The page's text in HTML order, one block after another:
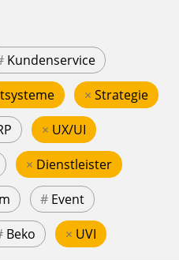
Kundenservice
× Strategie
× UX/UI
× Dienstleister
# Event
Beko × UVI